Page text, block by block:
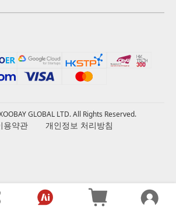
GLOBAL LTD. All Rights Reserved.
용약관 개인정보 처리방침